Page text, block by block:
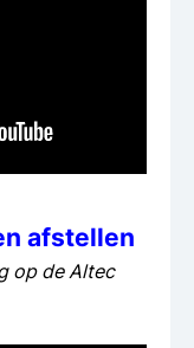
afstellen
op de Altec